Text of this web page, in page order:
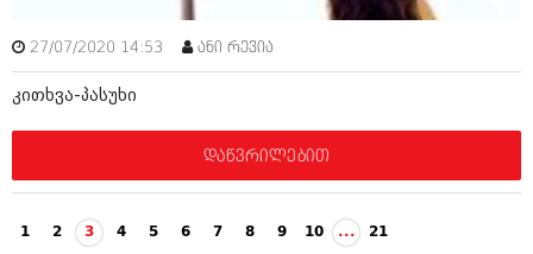
თებერვალი 0216 (1)
დეკემბერი 0215 (1)
აგვისტო 0215 (2)
ივნისი 0212 (2)
ნოემბერი 0201 (1)
27/07/2020 14:53 ანი რევია
კითხვა-პასუხი
დაწვრილებით
1 2 3 4 5 6 7 8 9 10 ... 21